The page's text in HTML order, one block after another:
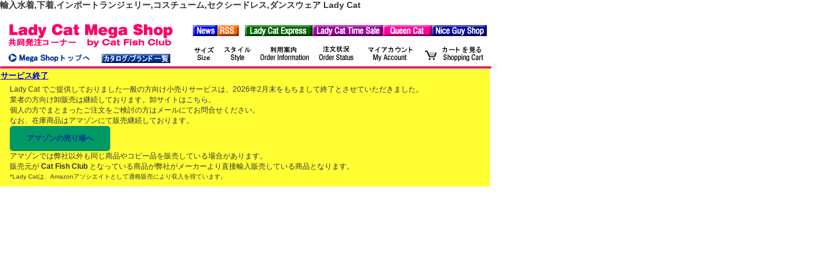
輸入水着,下着,インポートランジェリー,コスチューム,セクシードレス,ダンスウェア Lady Cat
サービス終了
Lady Cat でご提供しておりました一般の方向け小売りサービスは、2026年2月末をもちまして終了とさせていただきました。
業者の方向け卸販売は継続しております。卸サイトはこちら 。
個人の方でまとまったご注文をご検討の方はメールにてお問合せください。
なお、在庫商品はアマゾンにて販売継続しております。
アマゾンの売り場へ
アマゾンでは弊社以外も同じ商品やコピー品を販売している場合があります。
販売元が Cat Fish Club となっている商品が弊社がメーカーより直接輸入販売している商品となります。
*Lady Catは、Amazonアソシエイトとして適格販売により収入を得ています。